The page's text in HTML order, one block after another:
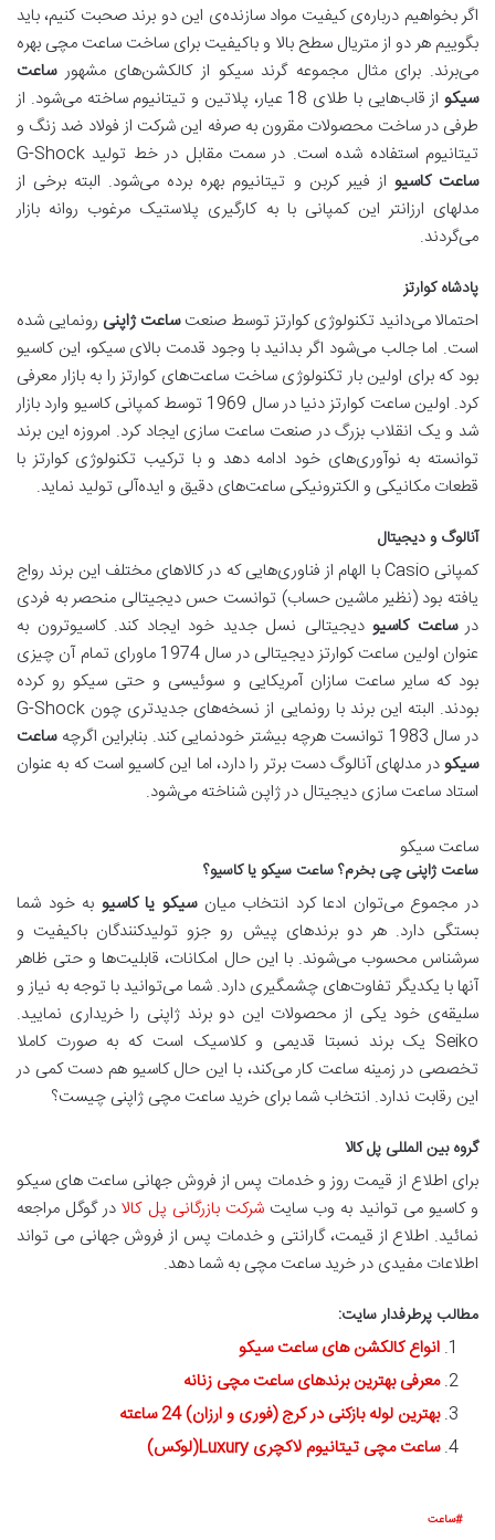
اگر بخواهیم درباره‌ی کیفیت مواد سازنده‌ی این دو برند صحبت کنیم، باید
بگوییم هر دو از متریال سطح بالا و باکیفیت برای ساخت ساعت مچی بهره
می‌برند. برای مثال مجموعه گرند سیکو از کالکشن‌های مشهورساعت
سیکو
از قاب‌هایی با طلای 18 عیار، پلاتین و تیتانیوم ساخته می‌شود. از
طرفی در ساخت محصولات مقرون به صرفه این شرکت از فولاد ضد زنگ و
تیتانیوم استفاده شده است. در سمت مقابل در خط تولید G-Shock
ساعت کاسیو از فیبر کربن و تیتانیوم بهره برده می‌شود. البته برخی از
مدلهای ارزانتر این کمپانی با به کارگیری پلاستیک مرغوب روانه بازار
می‌گردند.
پادشاه کوارتز
احتمالا می‌دانید تکنولوژی کوارتز توسط صنعتساعت ژاپنی رونمایی شده
است. اما جالب می‌شود اگر بدانید با وجود قدمت بالای سیکو، این کاسیو
بود که برای اولین بار تکنولوژی ساخت ساعت‌های کوارتز را به بازار معرفی
کرد. اولین ساعت کوارتز دنیا در سال 1969 توسط کمپانی کاسیو وارد بازار
شد و یک انقلاب بزرگ در صنعت ساعت سازی ایجاد کرد. امروزه این برند
توانسته به نوآوری‌های خود ادامه دهد و با ترکیب تکنولوژی کوارتز با
قطعات مکانیکی و الکترونیکی ساعت‌های دقیق و ایده‌آلی تولید نماید.
آنالوگ و دیجیتال
کمپانی Casio با الهام از فناوری‌هایی که در کالاهای مختلف این برند رواج
یافته بود (نظیر ماشین حساب) توانست حس دیجیتالی منحصر به فردی
درساعت کاسیو دیجیتالی نسل جدید خود ایجاد کند. کاسیوترون به
عنوان اولین ساعت کوارتز دیجیتالی در سال 1974 ماورای تمام آن چیزی
بود که سایر ساعت سازان آمریکایی و سوئیسی و حتی سیکو رو کرده
بودند. البته این برند با رونمایی از نسخه‌های جدیدتری چون G-Shock
در سال 1983 توانست هرچه بیشتر خودنمایی کند. بنابراین اگرچه
ساعت
سیکو در مدلهای آنالوگ دست برتر را دارد، اما این کاسیو است که به عنوان
استاد ساعت سازی دیجیتال در ژاپن شناخته می‌شود.
ساعت سیکو
ساعت ژاپنی چی بخرم؟ ساعت سیکو یا کاسیو؟
در مجموع می‌توان ادعا کرد انتخاب میانسیکو یا کاسیو به خود شما
بستگی دارد. هر دو برندهای پیش رو جزو تولیدکنندگان باکیفیت و
سرشناس محسوب می‌شوند. با این حال امکانات، قابلیت‌ها و حتی ظاهر
آنها با یکدیگر تفاوت‌های چشمگیری دارد. شما می‌توانید با توجه به نیاز و
سلیقه‌ی خود یکی از محصولات این دو برند ژاپنی را خریداری نمایید.
Seiko یک برند نسبتا قدیمی و کلاسیک است که به صورت کاملا
تخصصی در زمینه ساعت کار می‌کند، با این حال کاسیو هم دست کمی در
این رقابت ندارد. انتخاب شما برای خرید ساعت مچی ژاپنی چیست؟
گروه بین المللی پل کالا
برای اطلاع از قیمت روز و خدمات پس از فروش جهانی ساعت های سیکو
و کاسیو می توانید به وب سایتشرکت بازرگانی پل کالادر گوگل مراجعه
نمائید. اطلاع از قیمت، گارانتی و خدمات پس از فروش جهانی می تواند
اطلاعات مفیدی در خرید ساعت مچی به شما دهد.
مطالب پرطرفدار سایت:
انواع کالکشن های ساعت سیکو
معرفی بهترین برندهای ساعت مچی زنانه
بهترین لوله بازکنی در کرج (فوری و ارزان) 24 ساعته
ساعت مچی تیتانیوم لاکچری Luxury(لوکس)
ساعت